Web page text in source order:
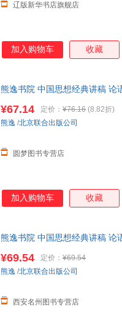
辽版新华书店旗舰店
加入购物车 收藏
熊逸书院 中国思想经典讲稿 论
¥67.14 定价： ¥76.16 (8.82折)
圆梦图书专营店
熊逸 /北京联合出版公司
加入购物车 收藏
熊逸书院 中国思想经典讲稿 论
书 请放心下单，本店所有商品
¥69.54 定价： ¥69.54
西安名州图书专营店
熊逸 /北京联合出版公司